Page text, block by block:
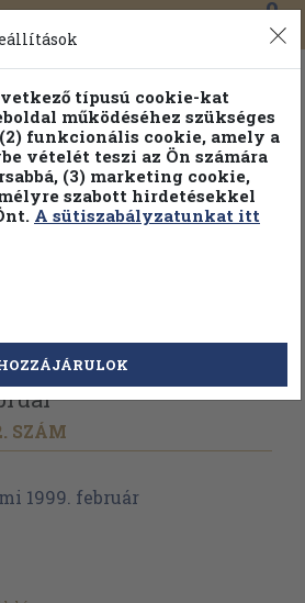
0
több mint 30 000 kötet közül
20% kedvezménnyel!
Válasszon példányt
SZÁM
típusú cookie-kat
működéséhez szükséges
funkcionális cookie, amely a
vételét teszi az Ön számára
(3) marketing cookie,
szabott hirdetésekkel
A sütiszabályzatunkat itt